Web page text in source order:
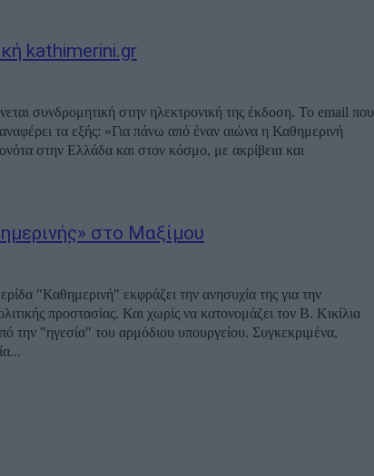
kathimerini.gr
συνδρομητική στην ηλεκτρονική της έκδοση. Το email που
από έναν αιώνα η Καθημερινή
στην Ελλάδα και στον κόσμο, με ακρίβεια και
στο Μαξίμου
"Καθημερινή" εκφράζει την ανησυχία της για την
προστασίας. Και χωρίς να κατονομάζει τον Β. Κικίλια
"ηγεσία" του αρμόδιου υπουργείου. Συγκεκριμένα,